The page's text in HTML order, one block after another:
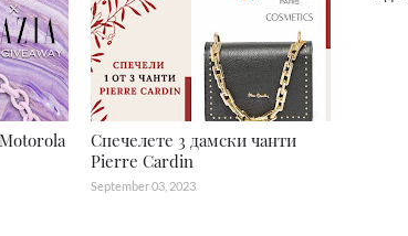
Спечелете 3 дамски чанти
Pierre Cardin
September 03, 2023